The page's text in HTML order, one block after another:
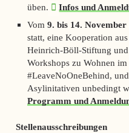
üben.
Infos und
Vom 9. bis 14. November
statt, eine Kooperation
Heinrich-Böll-Stiftung und
Workshops zu Wohnen
#LeaveNoOneBehind,
Asylinitativen unbedingt
Programm und
Stellenausschreibungen